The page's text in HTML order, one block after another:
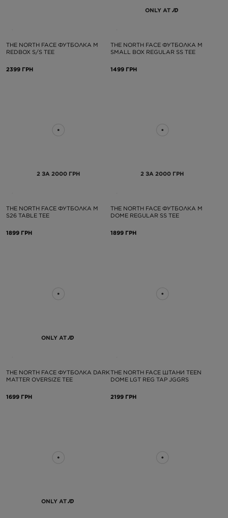
THE NORTH FACE ФУТБОЛКА M
REDBOX S/S TEE
2399 ГРН
ONLY AT
THE NORTH FACE ФУТБОЛКА M
SMALL BOX REGULAR SS TEE
1499 ГРН
2 ЗА 2000 ГРН
THE NORTH FACE ФУТБОЛКА M
S26 TABLE TEE
1899 ГРН
2 ЗА 2000 ГРН
THE NORTH FACE ФУТБОЛКА M
DOME REGULAR SS TEE
1899 ГРН
ONLY AT
THE NORTH FACE ФУТБОЛКА DARK
MATTER OVERSIZE TEE
1699 ГРН
THE NORTH FACE ШТАНИ TEEN
DOME LGT REG TAP JGGRS
2199 ГРН
ONLY AT